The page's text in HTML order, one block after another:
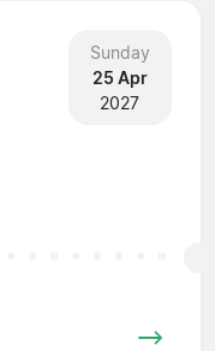
Sunday
25 Apr
2027